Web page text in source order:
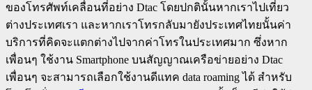
ของโทรศัพท์เคลื่อนที่อย่าง Dtac โดยปกตินั้นหากเราไปเที่ยว
ต่างประเทศเรา และหากเราโทรกลับมายังประเทศไทยนั้นค่า
บริการที่คิดจะแตกต่างไปจากค่าโทรในประเทศมาก ซึ่งหาก
เพื่อนๆ ใช้งาน Smartphone บนสัญญาณเครือข่ายอย่าง Dtac
เพื่อนๆ จะสามารถเลือกใช้งานดีแทค data roaming ได้ สำหรับ